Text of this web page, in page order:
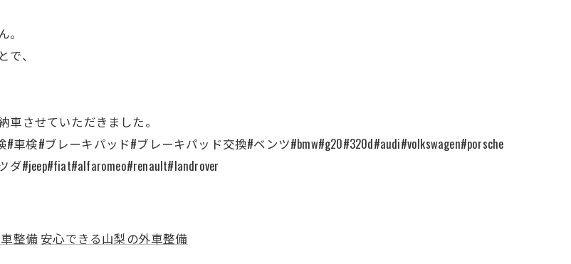
、
させていただきました。
検#ブレーキパッド#ブレーキパッド交換#ベンツ#bmw#g20#320d#audi#volkswagen#porsche
#jeep#fiat#alfaromeo#renault#landrover
整備 安心できる山梨の外車整備